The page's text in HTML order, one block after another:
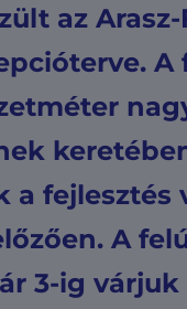
az
A
a fejlesztés
A
3-ig várjuk